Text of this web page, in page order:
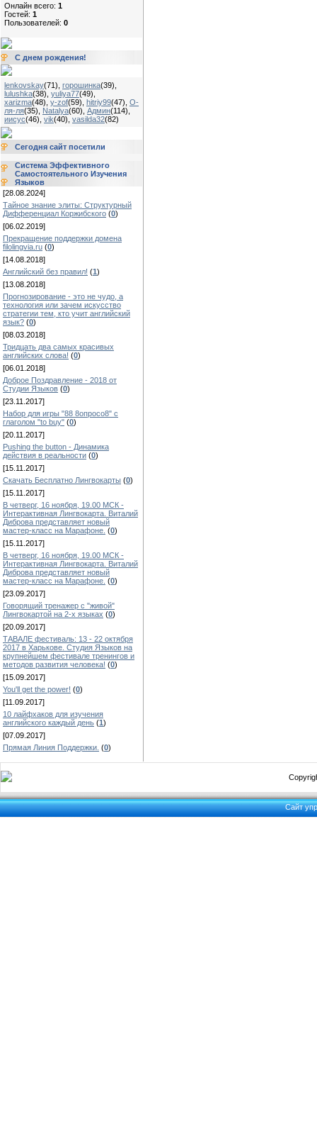
Онлайн всего: 1
Гостей: 1
Пользователей: 0
С днем рождения!
lenkovskay(71) горошинка(39)
lulushka(38) yuliya77(49)
xarizma(48) y-zof(59) hitriy99(47) О-
ля-ля(35) Natalya(60) Админ(114)
иисус(46) vik(40) vasilda32(82)
Сегодня сайт посетили
Система Эффективного
Самостоятельного Изучения
Языков
[28.08.2024]
Тайное знание элиты: Структурный
Дифференциал Коржибского (0)
[06.02.2019]
Прекращение поддержки домена
filolingvia.ru (0)
[14.08.2018]
Английский без правил! (1)
[13.08.2018]
Прогнозирование - это не чудо, а
технология или зачем искусство
стратегии тем, кто учит английский
язык? (0)
[08.03.2018]
Тридцать два самых красивых
английских слова! (0)
[06.01.2018]
Доброе Поздравление - 2018 от
Студии Языков (0)
[23.11.2017]
Набор для игры "88 8опросо8" с
глаголом "to buy" (0)
[20.11.2017]
Pushing the button - Динамика
действия в реальности (0)
[15.11.2017]
Скачать Бесплатно Лингвокарты (0)
[15.11.2017]
В четверг, 16 ноября, 19.00 МСК -
Интерактивная Лингвокарта. Виталий
Диброва представляет новый
мастер-класс на Марафоне. (0)
[15.11.2017]
В четверг, 16 ноября, 19.00 МСК -
Интерактивная Лингвокарта. Виталий
Диброва представляет новый
мастер-класс на Марафоне. (0)
[23.09.2017]
Говорящий тренажер с "живой"
Лингвокартой на 2-х языках (0)
[20.09.2017]
ТАВАЛЕ фестиваль: 13 - 22 октября
2017 в Харькове. Студия Языков на
крупнейшем фестивале тренингов и
методов развития человека! (0)
[15.09.2017]
You'll get the power! (0)
[11.09.2017]
10 лайфхаков для изучения
английского каждый день (1)
[07.09.2017]
Прямая Линия Поддержки. (0)
Сайт